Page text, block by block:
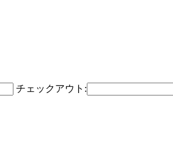
チェックアウト: